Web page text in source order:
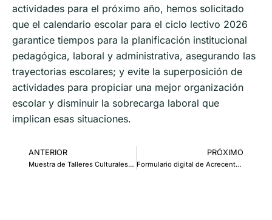
actividades para el próximo año, hemos solicitado
que el calendario escolar para el ciclo lectivo 2026
garantice tiempos para la planificación institucional
pedagógica, laboral y administrativa, asegurando las
trayectorias escolares; y evite la superposición de
actividades para propiciar una mejor organización
escolar y disminuir la sobrecarga laboral que
implican esas situaciones.
ANTERIOR
Muestra de Talleres Culturales 2025
PRÓXIMO
Formulario digital de Acrecentamiento y Concentración para LOM 2026